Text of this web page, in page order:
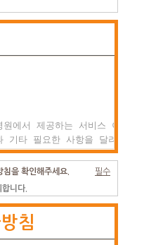
에서 제공하는 서비스 이용조건 및
기타 필요한 사항을 달려라병원과(
및 책임사항 등을 규정함을 목적
경
에게 공시함으로서 효력이 발생
정 변경의 경우와 영업상 중요사유
필수
을 확인해주세요.
니다.
침